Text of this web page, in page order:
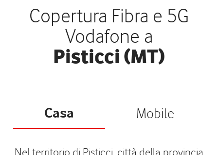
Copertura Fibra e 5G
Vodafone a
Pisticci (MT)
Casa Mobile
Nel territorio di Pisticci, città della provincia